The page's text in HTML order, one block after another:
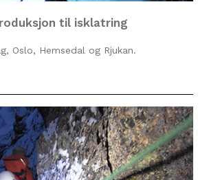
til isklatring
Oslo, Hemsedal og Rjukan.